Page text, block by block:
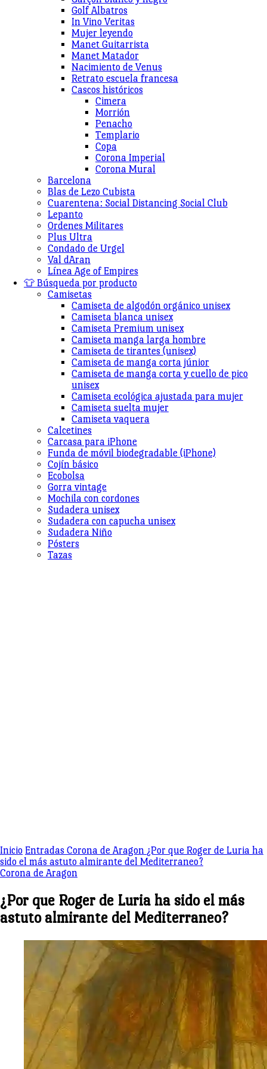
Golf Albatros
In Vino Veritas
Mujer leyendo
Manet Guitarrista
Manet Matador
Nacimiento de Venus
Retrato escuela francesa
Cascos históricos
Cimera
Morrión
Penacho
Templario
Copa
Corona Imperial
Corona Mural
Barcelona
Blas de Lezo Cubista
Cuarentena: Social Distancing Social Club
Lepanto
Ordenes Militares
Plus Ultra
Condado de Urgel
Val dAran
Línea Age of Empires
👕 Búsqueda por producto
Camisetas
Camiseta de algodón orgánico unisex
Camiseta blanca unisex
Camiseta Premium unisex
Camiseta manga larga hombre
Camiseta de tirantes (unisex)
Camiseta de manga corta júnior
Camiseta de manga corta y cuello de pico
unisex
Camiseta ecológica ajustada para mujer
Camiseta suelta mujer
Camiseta vaquera
Calcetines
Carcasa para iPhone
Funda de móvil biodegradable (iPhone)
Cojín básico
Ecobolsa
Gorra vintage
Mochila con cordones
Sudadera unisex
Sudadera con capucha unisex
Sudadera Niño
Pósters
Tazas
Inicio Entradas Corona de Aragon ¿Por que Roger de Luria ha
sido el más astuto almirante del Mediterraneo?
Corona de Aragon
¿Por que Roger de Luria ha sido el más
astuto almirante del Mediterraneo?